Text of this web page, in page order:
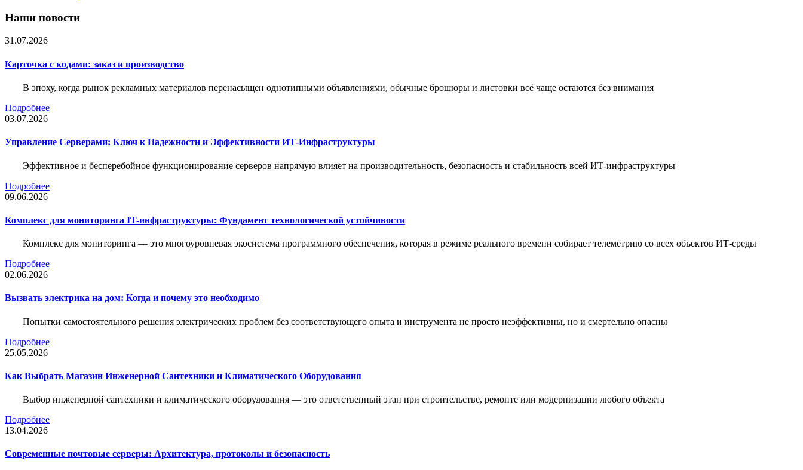
Наши новости
31.07.2026
Карточка c кодами: заказ и производство
В эпоху, когда рынок рекламных материалов перенасыщен однотипными объявлениями, обычные брошюры и листовки всё чаще остаются без внимания
Подробнее
03.07.2026
Управление Серверами: Ключ к Надежности и Эффективности ИТ-Инфраструктуры
Эффективное и бесперебойное функционирование серверов напрямую влияет на производительность, безопасность и стабильность всей ИТ-инфраструктуры
Подробнее
09.06.2026
Комплекс для мониторинга IT-инфраструктуры: Фундамент технологической устойчивости
Комплекс для мониторинга — это многоуровневая экосистема программного обеспечения, которая в режиме реального времени собирает телеметрию со всех объектов ИТ-среды
Подробнее
02.06.2026
Вызвать электрика на дом: Когда и почему это необходимо
Попытки самостоятельного решения электрических проблем без соответствующего опыта и инструмента не просто неэффективны, но и смертельно опасны
Подробнее
25.05.2026
Как Выбрать Магазин Инженерной Сантехники и Климатического Оборудования
Выбор инженерной сантехники и климатического оборудования — это ответственный этап при строительстве, ремонте или модернизации любого объекта
Подробнее
13.04.2026
Современные почтовые серверы: Архитектура, протоколы и безопасность